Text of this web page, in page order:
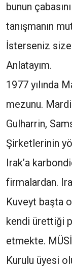
bunun
tanışmanın
İsterseniz
Anlatayım.
1977 yılında
mezunu.
Gulharrin,
Şirketlerinin
Irak’a
firmalardan.
Kuveyt başta
kendi ürettiği
etmekte.
Kurulu üyesi